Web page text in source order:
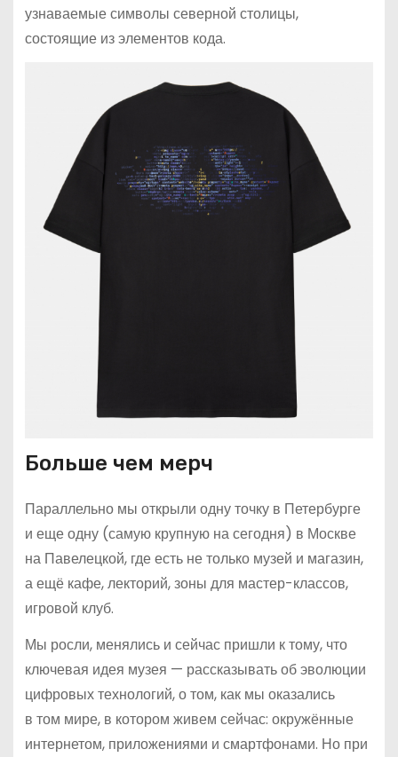
узнаваемые символы северной столицы,
состоящие из элементов кода.
Больше чем мерч
Параллельно мы открыли одну точку в Петербурге
и еще одну (самую крупную на сегодня) в Москве
на Павелецкой, где есть не только музей и магазин,
а ещё кафе, лекторий, зоны для мастер-классов,
игровой клуб.
Мы росли, менялись и сейчас пришли к тому, что
ключевая идея музея — рассказывать об эволюции
цифровых технологий, о том, как мы оказались
в том мире, в котором живем сейчас: окружённые
интернетом, приложениями и смартфонами. Но при